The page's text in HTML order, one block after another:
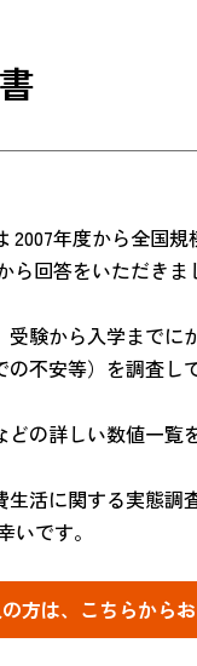
年度から全国規
ら回答をいただきま
受験から入学まで
不安等）を調査し
の詳しい数値一覧
活に関する実態調
です。
方は、こちらから